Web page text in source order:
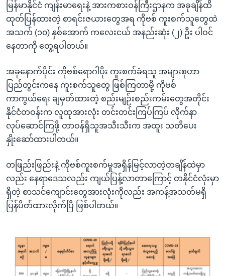
မြန်မာနိုင်ငံ ကျန်းမာရေးနဲ့ အားကစားဝန်ကြီးဌာနက အခုချိန်ထိ
ထုတ်ပြန်ထားတဲ့ စာရင်းဇယားတွေအရ ကိုဗစ် ကူးစက်သူတွေထဲ
အသက် (၁၀) နှစ်အောက် ကလေးငယ် အနည်းဆုံး (၂) ဦး ပါဝင်
နေတာကို တွေ့ရပါတယ်။
အခုနောက်ပိုင်း ကိုဗစ်ရောဂါပိုး ကူးစက်ခံရသူ အများစုဟာ
ပြည်တွင်းကနေ ကူးစက်သူတွေ ဖြစ်ကြတာမို့ ကိုဗစ်
ကာကွယ်ရေး ချမှတ်ထားတဲ့ စည်းမျဉ်းစည်းကမ်းတွေအတိုင်း
နိုင်ငံတဝန်းက လူထုအားလုံး တင်းတင်းကြပ်ကြပ် လိုက်နာ
လုပ်ဆောင်ကြဖို့ တာဝန်ရှိသူအသီးသီးက အထူး သတိပေး
နှိုးဆော်ထားပါတယ်။
တဖြည်းဖြည်းနဲ့ ကိုဗစ်ကူးစက်မှုအရှိန်မြင့်လာတဲ့တချိန်ထဲမှာ
လည်း နေရာဒေသလည်း ကျယ်ပြန့်လာတာကြောင့် တနိုင်ငံလုံးမှာ
ရှိတဲ့ စာသင်ကျောင်းတွေအားလုံးကိုလည်း အကန့်အသတ်မရှိ
ပြန်ပိတ်ထားလိုက်ပြီ ဖြစ်ပါတယ်။